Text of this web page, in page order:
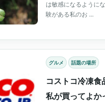
は敏感になるように
験がある私のお ...
グルメ 話題の場所
コストコ冷凍食
私が買ってよか